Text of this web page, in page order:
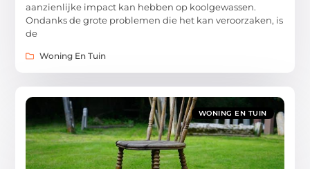
aanzienlijke impact kan hebben op koolgewassen.
Ondanks de grote problemen die het kan veroorzaken, is
de
Woning En Tuin
WONING EN TUIN